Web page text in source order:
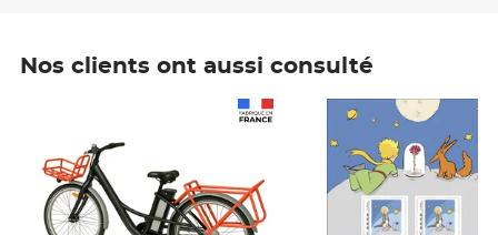
Nos clients ont aussi consulté
Prix 7,50€